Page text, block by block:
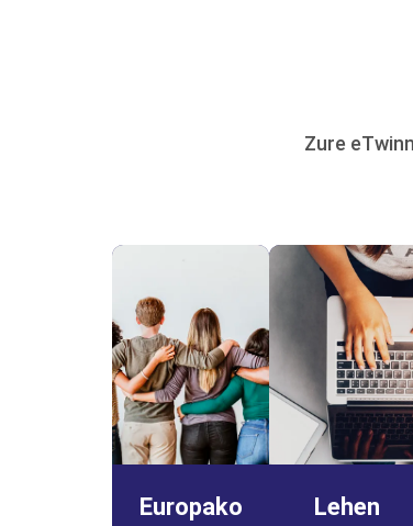
Zure
Europako
Lehen